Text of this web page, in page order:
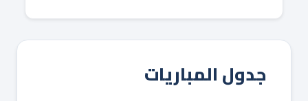
جدول المباريات